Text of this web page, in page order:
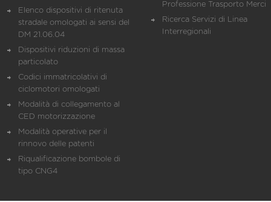
Elenco dispositivi di ritenuta
stradale omologati ai sensi del
DM 21.06.04
Dispositivi riduzioni di massa
particolato
Codici immatricolativi di
ciclomotori omologati
Modalità di collegamento al
CED motorizzazione
Modalità operative per il
rinnovo delle patenti
Riqualificazione bombole di
tipo CNG4
Professione Trasporto Merci
Ricerca Servizi di Linea
Interregionali